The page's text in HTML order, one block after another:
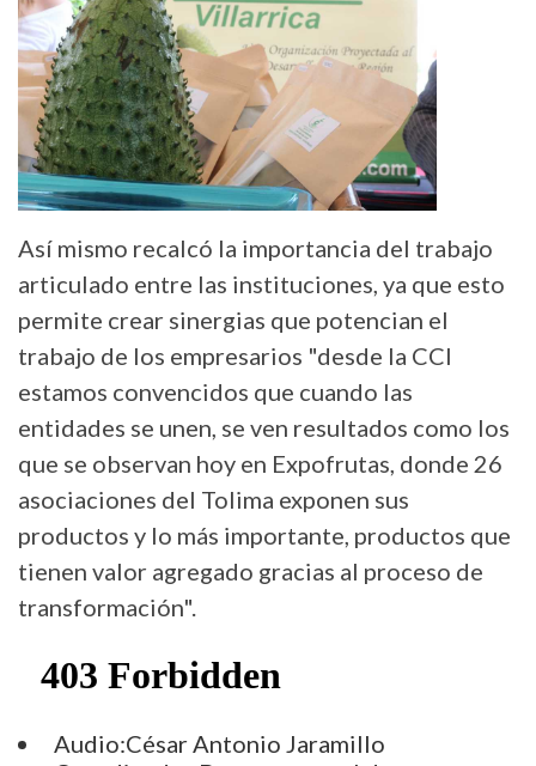
Así mismo recalcó la importancia del trabajo
articulado entre las instituciones, ya que esto
permite crear sinergias que potencian el
trabajo de los empresarios "desde la CCI
estamos convencidos que cuando las
entidades se unen, se ven resultados como los
que se observan hoy en Expofrutas, donde 26
asociaciones del Tolima exponen sus
productos y lo más importante, productos que
tienen valor agregado gracias al proceso de
transformación".
Audio:César Antonio Jaramillo